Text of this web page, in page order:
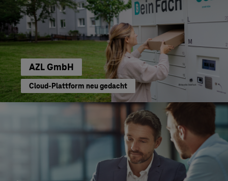
AZL GmbH
Cloud-Plattform neu gedacht